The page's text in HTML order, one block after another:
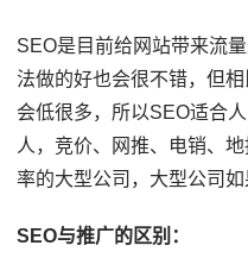
SEO是目前给网站带来流
法做的好也会很不错，但
会低很多，所以SEO适合
人，竞价、网推、电销、
率的大型公司，大型公司
SEO与推广的区别：